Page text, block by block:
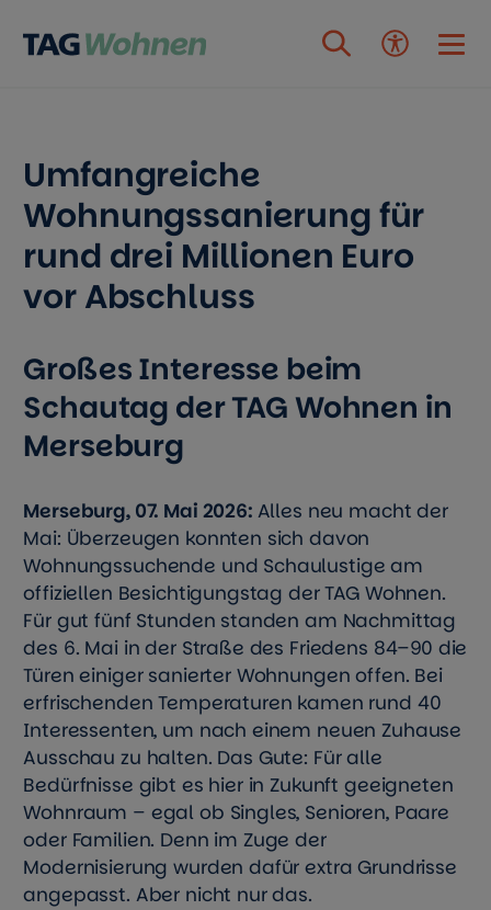
Umfangreiche
Wohnungssanierung für
rund drei Millionen Euro
vor Abschluss
Großes Interesse beim
Schautag der TAG Wohnen in
Merseburg
Merseburg, 07. Mai 2026: Alles neu macht der
Mai: Überzeugen konnten sich davon
Wohnungssuchende und Schaulustige am
offiziellen Besichtigungstag der TAG Wohnen.
Für gut fünf Stunden standen am Nachmittag
des 6. Mai in der Straße des Friedens 84–90 die
Türen einiger sanierter Wohnungen offen. Bei
erfrischenden Temperaturen kamen rund 40
Interessenten, um nach einem neuen Zuhause
Ausschau zu halten. Das Gute: Für alle
Bedürfnisse gibt es hier in Zukunft geeigneten
Wohnraum – egal ob Singles, Senioren, Paare
oder Familien. Denn im Zuge der
Modernisierung wurden dafür extra Grundrisse
angepasst. Aber nicht nur das.